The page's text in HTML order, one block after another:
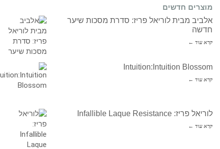
מוצרים חדשים
אלביב מבית לוריאל פריז: סדרת מסכות שיער
חדשה
קרא עוד ←
Intuition:Intuition Blossom
קרא עוד ←
לוריאל פריז: Infallible Laque Resistance
קרא עוד ←